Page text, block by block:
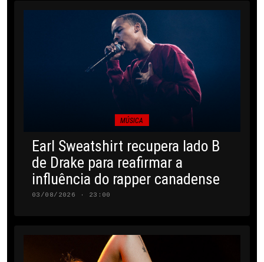
MÚSICA
Earl Sweatshirt recupera lado B
de Drake para reafirmar a
influência do rapper canadense
03/08/2026 · 23:00